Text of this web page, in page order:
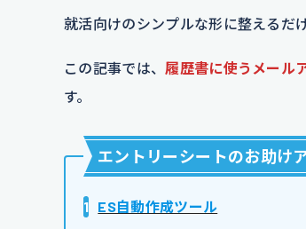
就活向けのシンプルな形に整えるだ
この記事では、履歴書に使うメール
す。
エントリーシートのお助け
1 ES自動作成ツール